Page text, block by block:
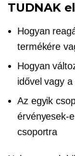
TUDNAK
Hogyan
termékére
Hogyan
idővel vagy
Az egyik
érvényesek-
csoportra